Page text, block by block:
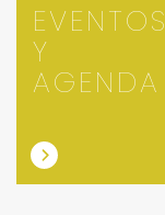
EVENTOS
Y
AGENDA